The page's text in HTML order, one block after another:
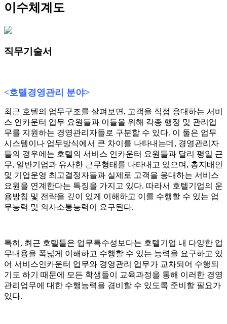
이수체계도
직무기술서
<호텔경영관리 분야>
최근 호텔의 업무구조를 살펴보면, 고객을 직접 응대하는 서비
스 인카운터 업무 요원들과 이들을 위해 각종 행정 및 관리업
무를 지원하는 경영관리자들로 구분할 수 있다. 이 둘은 업무
시스템이나 업무방식에서 큰 차이를 나타내는데, 경영관리자
들의 경우에는 호텔의 서비스 인카운터 요원들과 달리 평일 근
무, 일반기업과 유사한 근무형태를 나타내고 있으며, 총지배인
및 기업운영 최고결정자들과 실제로 고객을 응대하는 서비스
요원을 연계한다는 특징을 가지고 있다. 따라서 호텔기업의 운
용방침 및 전략을 깊이 있게 이해하고 이를 수행할 수 있는 업
무능력 및 의사소통능력이 요구된다.
특히, 최근 호텔들은 업무특수성보다는 호텔기업 내 다양한 업
무내용을 폭넓게 이해하고 수행할 수 있는 능력을 요구하고 있
어 서비스인카운터 업무와 경영관리 업무가 교차되어 수행되
기도 하기 때문에 모든 학생들이 교육과정을 통해 이러한 경영
관리업무에 대한 수행능력을 겸비할 수 있도록 준비할 필요가
있다.